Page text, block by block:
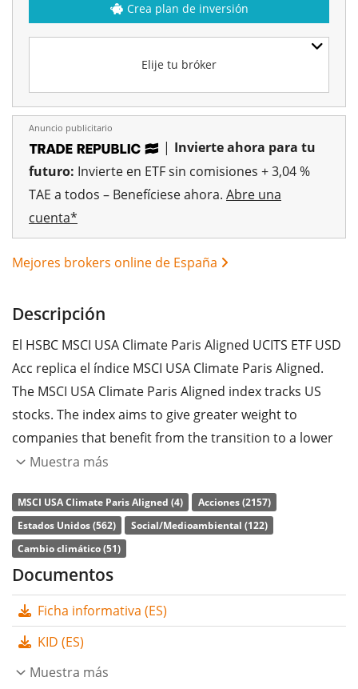
Elije tu bróker
Crea plan de inversión
Anuncio publicitario
| Invierte ahora para tu
futuro: Invierte en ETF sin comisiones + 3,04 %
TAE a todos – Benefíciese ahora. Abre una
cuenta*
Mejores brokers online de España
Descripción
El HSBC MSCI USA Climate Paris Aligned UCITS ETF USD
Acc replica el índice MSCI USA Climate Paris Aligned.
The MSCI USA Climate Paris Aligned index tracks US
stocks. The index aims to give greater weight to
companies that benefit from the transition to a lower
carbon economy. In addition, EU directives on climate
the MSCI USA.
Laratio de gastos totales
p.a.
. El ETF replica la rentabilidad del índice subyacente
completa). Los dividendos del ETF se
reinvierten en el ETF.
El HSBC MSCI USA Climate Paris Aligned UCITS ETF USD
Muestra más
MSCI USA Climate Paris Aligned (4)
Acciones (2157)
Estados Unidos (562)
Social/Medioambiental (122)
Cambio climático (51)
Documentos
Ficha informativa (ES)
KID (ES)
Muestra más